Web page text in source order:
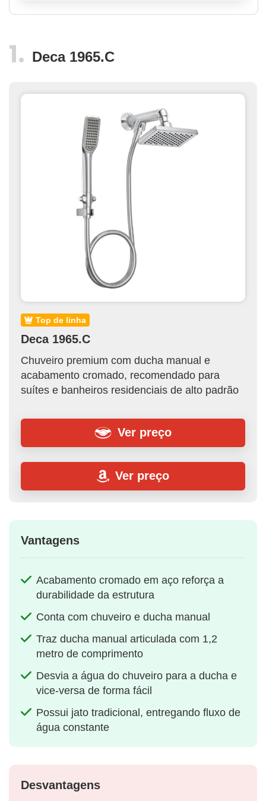
Deca 1965.C
top de linha
Deca 1965.C
Chuveiro premium com ducha manual e
acabamento cromado, recomendado para
suítes e banheiros residenciais de alto padrão
Ver preço
Ver preço
Vantagens
Acabamento cromado em aço reforça a
durabilidade da estrutura
Conta com chuveiro e ducha manual
Traz ducha manual articulada com 1,2
metro de comprimento
Desvia a água do chuveiro para a ducha e
vice-versa de forma fácil
Possui jato tradicional, entregando fluxo de
água constante
Desvantagens